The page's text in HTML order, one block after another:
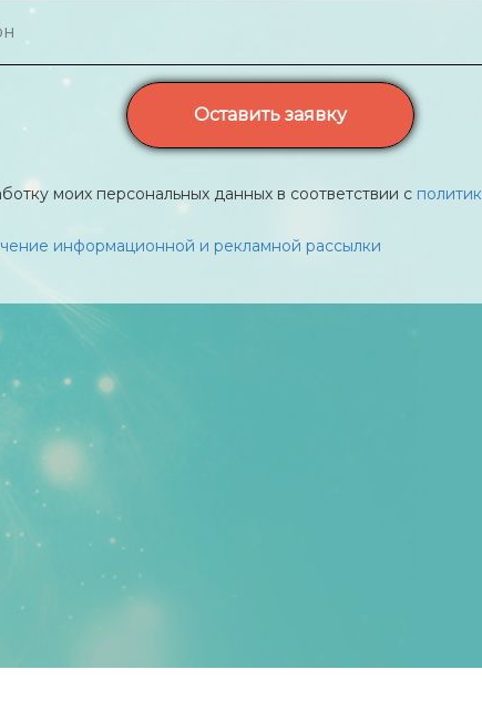
Оставить заявку
моих персональных данных в соответствии с
информационной и рекламной рассылки